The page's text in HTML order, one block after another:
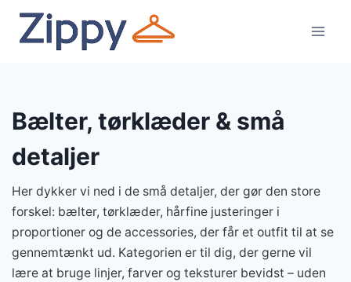
indhold
Bælter, tørklæder & små
detaljer
Her dykker vi ned i de små detaljer, der gør den store
forskel: bælter, tørklæder, hårfine justeringer i
proportioner og de accessories, der får et outfit til at se
gennemtænkt ud. Kategorien er til dig, der gerne vil
lære at bruge linjer, farver og teksturer bevidst – uden